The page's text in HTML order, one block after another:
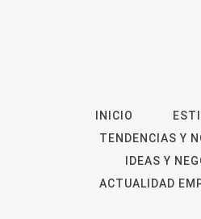
INICIO
TENDENCIAS Y
IDEAS Y
ACTUALIDAD